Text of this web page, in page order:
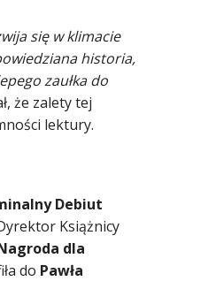
się w klimacie
historia,
zaułka do
że zalety tej
lektury.
Debiut
Książnicy
dla
do Pawła